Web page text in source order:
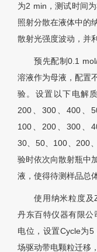
为2 min，测试时间
照射分散在液体中的
散射光强度波动，并
预先配制0.1
溶液作为母液，配置
验。设置以下电解
200、300、400、
100、200、300、
30、50、100、200
验时依次向散射瓶中
液，使得待测样品总
使用纳米粒度及
丹东百特仪器有限
电位，设置Cycle为
场驱动带电颗粒迁移